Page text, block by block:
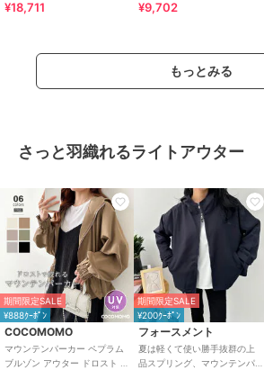
ー
¥18,711
パーカー
¥9,702
もっとみる
さっと羽織れるライトアウター
期間限定SALE
¥888ｸｰﾎﾟﾝ
COCOMOMO
マウンテンパーカー ペプラム
ブルゾン アウター ドロスト レ
期間限定SALE
¥200ｸｰﾎﾟﾝ
フォースメント
夏は軽くて使い勝手抜群の上
品スプリング、マウンテンパ